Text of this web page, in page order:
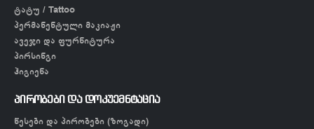
ტატუ / Tattoo
პერმანენტული მაკიაჟი
ავეჯი და ფურნიტურა
პირსინგი
ჰიგიენა
პირობები და დოკუემნტაცია
წესები და პირობები (ზოგადი)